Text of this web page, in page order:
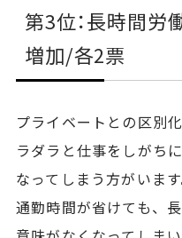
第3位：長時間労
増加/各2票
プライベートとの区別
ラダラと仕事をしがち
なってしまう方がいます
通勤時間が省けても、